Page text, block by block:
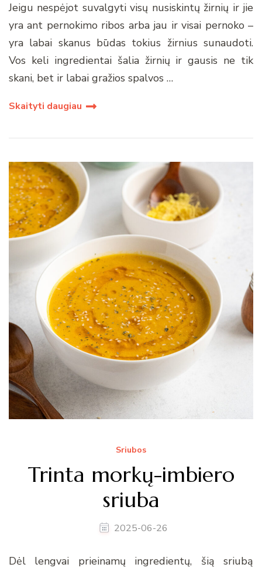
Jeigu nespėjot suvalgyti visų nusiskintų žirnių ir jie
yra ant pernokimo ribos arba jau ir visai pernoko –
yra labai skanus būdas tokius žirnius sunaudoti.
Vos keli ingredientai šalia žirnių ir gausis ne tik
skani, bet ir labai gražios spalvos …
Skaityti daugiau
Sriubos
Trinta morkų-imbiero
sriuba
2025-06-26
Dėl lengvai prieinamų ingredientų, šią sriubą